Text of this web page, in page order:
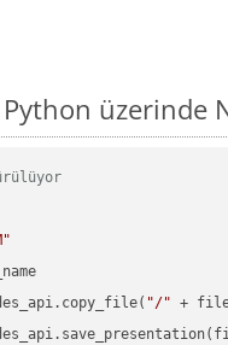
Python üzerinde
"/" +